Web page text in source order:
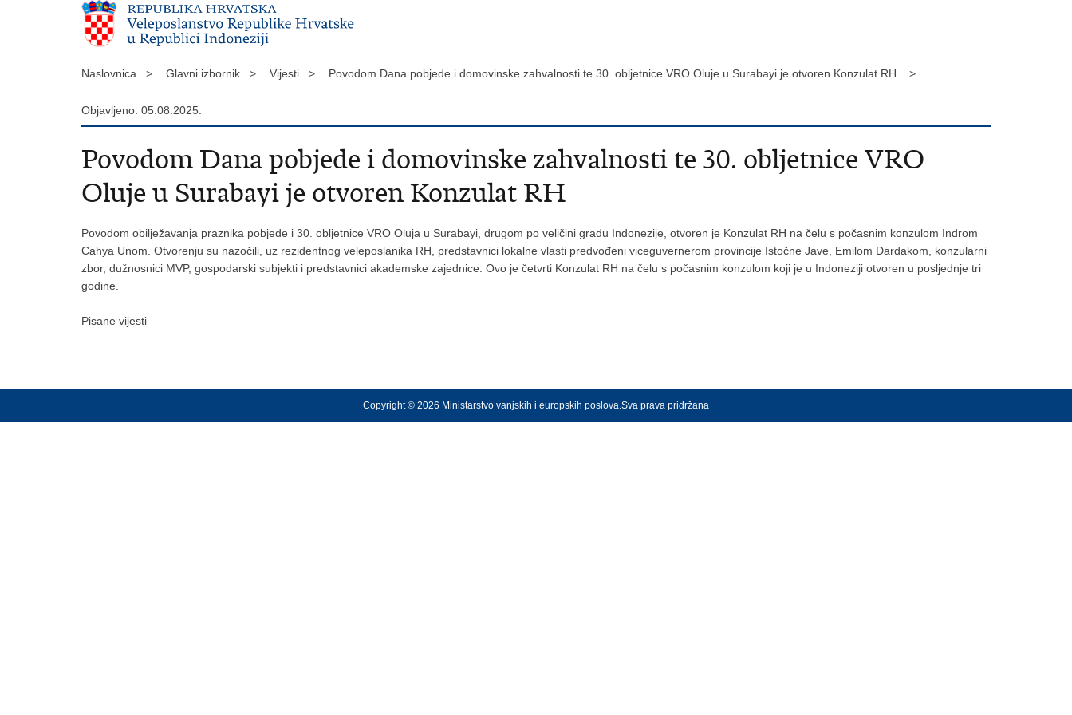
Naslovnica > Glavni izbornik > Vijesti > Povodom Dana pobjede i domovinske zahvalnosti te 30. obljetnice VRO Oluje u Surabayi je otvoren Konzulat RH >
Objavljeno: 05.08.2025.
Povodom Dana pobjede i domovinske zahvalnosti te 30. obljetnice VRO
Oluje u Surabayi je otvoren Konzulat RH
Povodom obilježavanja praznika pobjede i 30. obljetnice VRO Oluja u Surabayi, drugom po veličini gradu Indonezije, otvoren je Konzulat RH na čelu s počasnim konzulom Indrom
Cahya Unom. Otvorenju su nazočili, uz rezidentnog veleposlanika RH, predstavnici lokalne vlasti predvođeni viceguvernerom provincije Istočne Jave, Emilom Dardakom, konzularni
zbor, dužnosnici MVP, gospodarski subjekti i predstavnici akademske zajednice. Ovo je četvrti Konzulat RH na čelu s počasnim konzulom koji je u Indoneziji otvoren u posljednje tri
godine.
Pisane vijesti
Copyright © 2026 Ministarstvo vanjskih i europskih poslova.Sva prava pridržana